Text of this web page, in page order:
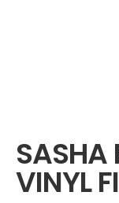
begin
van
de
afbeeldingen-
SASHA
VINYL